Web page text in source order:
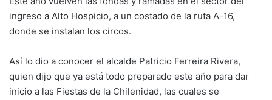
ingreso a Alto Hospicio, a un costado de la ruta A-16,
donde se instalan los circos.
Así lo dio a conocer el alcalde Patricio Ferreira Rivera,
quien dijo que ya está todo preparado este año para dar
inicio a las Fiestas de la Chilenidad, las cuales se